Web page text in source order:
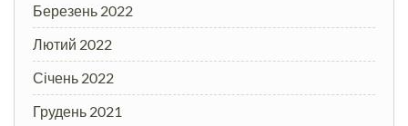
Березень 2022
Лютий 2022
Січень 2022
Грудень 2021